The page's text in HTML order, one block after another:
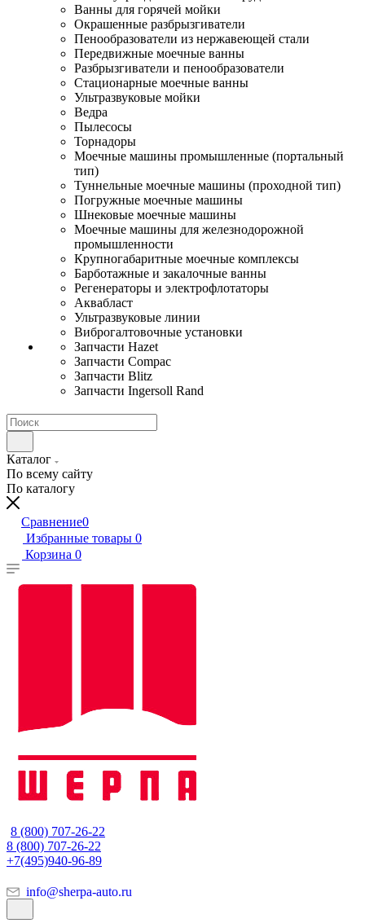
Ванны для горячей мойки
Окрашенные разбрызгиватели
Пенообразователи из нержавеющей стали
Передвижные моечные ванны
Разбрызгиватели и пенообразователи
Стационарные моечные ванны
Ультразвуковые мойки
Ведра
Пылесосы
Торнадоры
Моечные машины промышленные (портальный
тип)
Туннельные моечные машины (проходной тип)
Погружные моечные машины
Шнековые моечные машины
Моечные машины для железнодорожной
промышленности
Крупногабаритные моечные комплексы
Барботажные и закалочные ванны
Регенераторы и электрофлотаторы
Аквабласт
Ультразвуковые линии
Виброгалтовочные установки
Запчасти Hazet
Запчасти Compac
Запчасти Blitz
Запчасти Ingersoll Rand
Каталог
По всему сайту
По каталогу
Сравнение0
Избранные товары 0
Корзина 0
8 (800) 707-26-22
8 (800) 707-26-22
+7(495)940-96-89
info@sherpa-auto.ru